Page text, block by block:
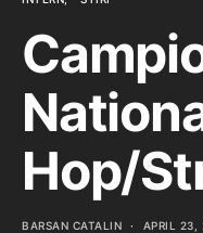
Hop/
BARSAN CATALIN APRIL 23,